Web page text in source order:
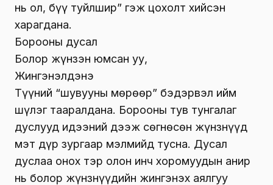
нь ол, бүү туйлшир” гэж цохолт хийсэн
харагдана.
Борооны дусал
Болор жүнзэн юмсан уу,
Жингэнэлдэнэ
Түүний “шувууны мөрөөр” бэдэрвэл ийм
шүлэг тааралдана. Борооны тув тунгалаг
дуслууд идээний дээж сөгнөсөн жүнзнүүд
мэт дүр зургаар мэлмийд тусна. Дусал
дуслаа онох тэр олон инч хоромуудын анир
нь болор жүнзнүүдийн жингэнэх аялгуу